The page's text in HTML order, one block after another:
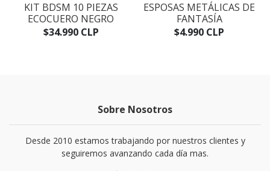
KIT BDSM 10 PIEZAS
ECOCUERO NEGRO
$34.990 CLP
ESPOSAS METÁLICAS DE
FANTASÍA
$4.990 CLP
Sobre Nosotros
Desde 2010 estamos trabajando por nuestros clientes y
seguiremos avanzando cada día mas.